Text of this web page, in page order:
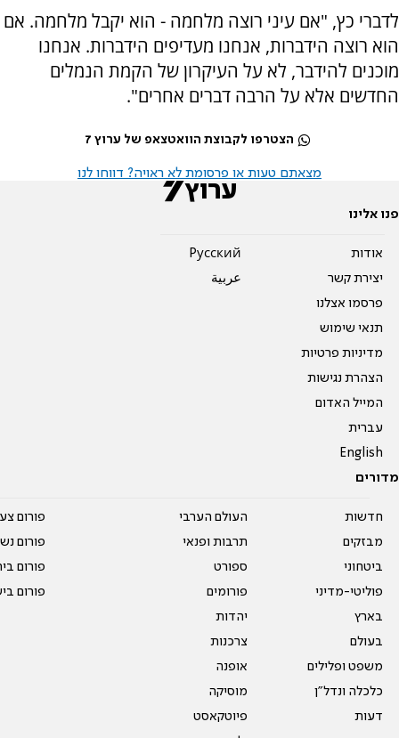
לדברי כץ, "אם עיני רוצה מלחמה - הוא יקבל מלחמה. אם
הוא רוצה הידברות, אנחנו מעדיפים הידברות. אנחנו
מוכנים להידבר, לא על העיקרון של הקמת הנמלים
החדשים אלא על הרבה דברים אחרים".
הצטרפו לקבוצת הוואטצאפ של ערוץ 7
מצאתם טעות או פרסומת לא ראויה? דווחו לנו
פנו אלינו
אודות
יצירת קשר
פרסמו אצלנו
תנאי שימוש
מדיניות פרטיות
הצהרת נגישות
המייל האדום
עברית
English
Pусский
عربية
מדורים
חדשות
מבזקים
ביטחוני
פוליטי-מדיני
בארץ
בעולם
משפט ופלילים
כלכלה ונדל"ן
דעות
העולם הערבי
תרבות ופנאי
ספורט
פורומים
יהדות
צרכנות
אופנה
מוסיקה
פיוטקאסט
פורום
פורום
פורום
פורום